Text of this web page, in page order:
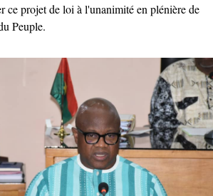
ce projet de loi à l'unanimité en plénière de
Peuple.